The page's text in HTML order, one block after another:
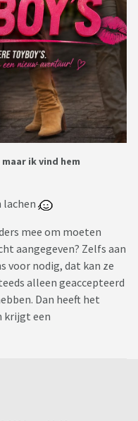
ik vind hem
lachen
mee om moeten
aangegeven? Zelfs aan
voor nodig, dat kan ze
alleen geaccepteerd
Dan heeft het
krijgt een